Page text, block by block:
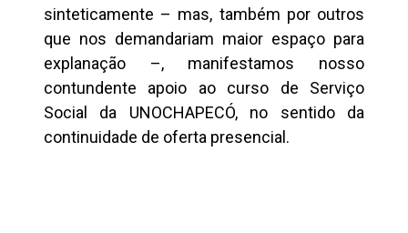
sinteticamente – mas, também por outros
que nos demandariam maior espaço para
explanação –, manifestamos nosso
contundente apoio ao curso de Serviço
Social da UNOCHAPECÓ, no sentido da
continuidade de oferta presencial.